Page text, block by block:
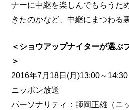
ナーに中継を楽しんでもらうた
きたのかなど、中継にまつわる
＜ショウアップナイターが選ぶ
＞
2016年7月18日(月)13:00～14:30
ニッポン放送
パーソナリティ：師岡正雄（ニ